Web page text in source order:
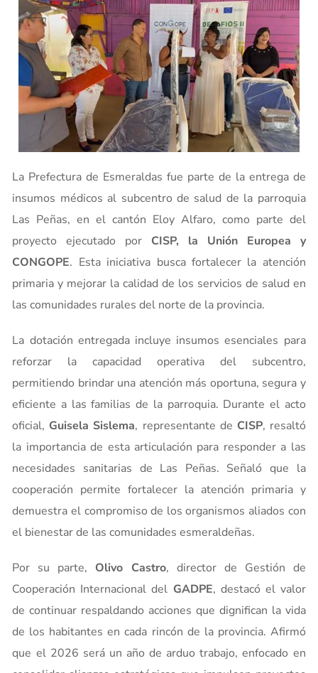
La Prefectura de Esmeraldas fue parte de la entrega de
insumos médicos al subcentro de salud de la parroquia
Las Peñas, en el cantón Eloy Alfaro, como parte del
proyecto ejecutado por CISP, la Unión Europea y
CONGOPE. Esta iniciativa busca fortalecer la atención
primaria y mejorar la calidad de los servicios de salud en
las comunidades rurales del norte de la provincia.
La dotación entregada incluye insumos esenciales para
reforzar la capacidad operativa del subcentro,
permitiendo brindar una atención más oportuna, segura y
eficiente a las familias de la parroquia. Durante el acto
oficial, Guisela Sislema, representante de CISP, resaltó
la importancia de esta articulación para responder a las
necesidades sanitarias de Las Peñas. Señaló que la
cooperación permite fortalecer la atención primaria y
demuestra el compromiso de los organismos aliados con
el bienestar de las comunidades esmeraldeñas.
Por su parte, Olivo Castro, director de Gestión de
Cooperación Internacional del GADPE, destacó el valor
de continuar respaldando acciones que dignifican la vida
de los habitantes en cada rincón de la provincia. Afirmó
que el 2026 será un año de arduo trabajo, enfocado en